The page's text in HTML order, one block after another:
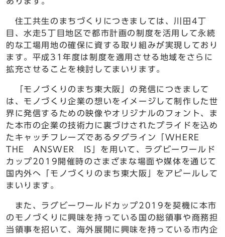
住工共生のまちづくりにつきましては、川田4丁
目、水走5丁目地区で都市計画の制度を活用して永続
的な工場用地の確保に資する取り組みが実現しており
ます。平成31年度は制度を適用させる地域をさらに
拡充させることを検討してまいります。
「モノづくりのまち東大阪」の発信につきまして
は、モノづくり企業の想いをイメージして制作した世
界に発信するための映像やオリジナルのフォント、ま
た本市の企業の技術力に裏づけされたプライドを込め
たキャッチフレーズであるタグライン「WHERE
THE ANSWER IS」を用いて、ラグビーワールド
カップ2019開催時のさまざまな場面や媒体を通じて
国内外へ「モノづくりのまち東大阪」をアピールして
まいります。
また、ラグビーワールドカップ2019を契機に本市
のモノづくりに興味を持っている国の総領事や商務担
当領事を招いて、海外展開に興味を持っている市内企